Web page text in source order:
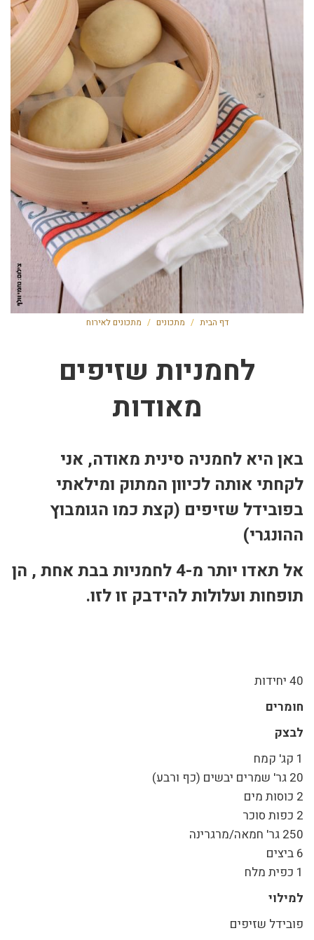
דף הבית / מתכונים / מתכונים לאירוח
לחמניות שזיפים
מאודות
באן היא לחמניה סינית מאודה, אני
לקחתי אותה לכיוון המתוק ומילאתי
בפובידל שזיפים (קצת כמו הגומבוץ
ההונגרי)
אל תאדו יותר מ-4 לחמניות בבת אחת , הן
תופחות ועלולות להידבק זו לזו.
40 יחידות
חומרים
לבצק
1 קג' קמח
20 גר' שמרים יבשים (כף ורבע)
2 כוסות מים
2 כפות סוכר
250 גר' חמאה/מרגרינה
6 ביצים
1 כפית מלח
למילוי
פובידל שזיפים